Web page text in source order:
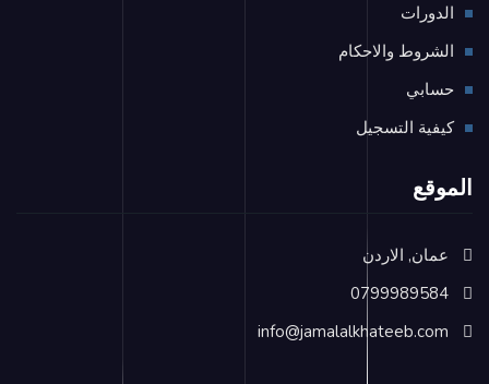
الدورات
الشروط والاحكام
حسابي
كيفية التسجيل
الموقع
عمان, الاردن
0799989584
info@jamalalkhateeb.com